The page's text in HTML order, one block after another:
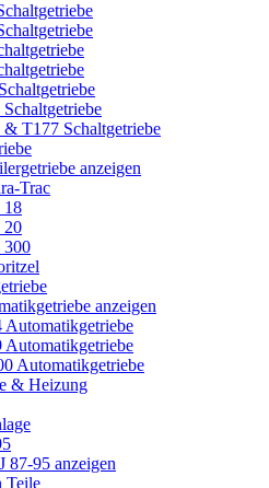
T177 Schaltgetriebe
anzeigen
Trac
18
20
300
anzeigen
Automatikgetriebe
Automatikgetriebe
Automatikgetriebe
& Heizung
87-95 anzeigen
Teile